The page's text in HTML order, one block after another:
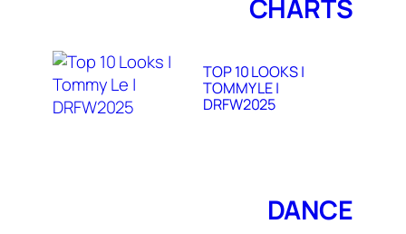
CHARTS
TOP 10 LOOKS |
TOMMY LE |
DRFW2025
DANCE